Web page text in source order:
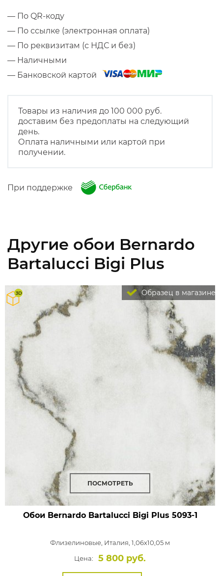
— По QR-коду
— По ссылке (электронная оплата)
— По реквизитам (с НДС и без)
— Наличными
— Банковской картой
Товары из наличия до 100 000 руб.
доставим без предоплаты на следующий
день.
Оплата наличными или картой при
получении.
При поддержке
Другие обои Bernardo
Bartalucci Bigi Plus
Образец в магазине
ПОСМОТРЕТЬ
Обои Bernardo Bartalucci Bigi Plus 5093-1
Флизелиновые, Италия, 1,06x10,05 м
Цена:
5 800 руб.